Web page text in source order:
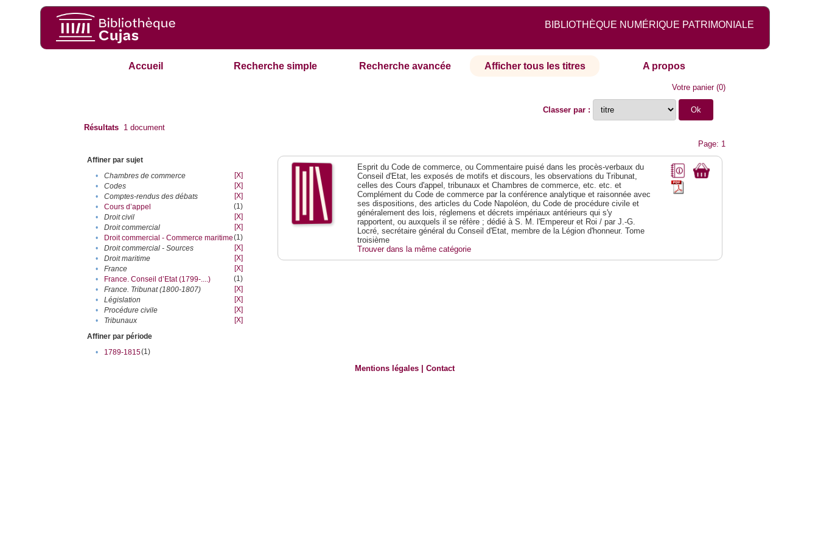
BIBLIOTHÈQUE NUMÉRIQUE PATRIMONIALE
Accueil Recherche simple Recherche avancée Afficher tous les titres A propos
Votre panier(0)
Classer par :
Résultats 1 document
Page: 1
Affiner par sujet
•
Chambres de commerce
[X]
•
Codes
[X]
•
Comptes-rendus des débats
[X]
•
Cours d’appel
(1)
•
Droit civil
[X]
•
Droit commercial
[X]
•
Droit commercial - Commerce maritime(1)
•
Droit commercial - Sources
[X]
•
Droit maritime
[X]
•
France
[X]
•
France. Conseil d’Etat (1799-....)
(1)
•
France. Tribunat (1800-1807)
[X]
•
Législation
[X]
•
Procédure civile
[X]
•
Tribunaux
[X]
Affiner par période
•
1789-1815(1)
Esprit du Code de commerce, ou Commentaire puisé dans les procès-verbaux du
Conseil d'Etat, les exposés de motifs et discours, les observations du Tribunat,
celles des Cours d'appel, tribunaux et Chambres de commerce, etc. etc. et
Complément du Code de commerce par la conférence analytique et raisonnée avec
ses dispositions, des articles du Code Napoléon, du Code de procédure civile et
généralement des lois, réglemens et décrets impériaux antérieurs qui s'y
rapportent, ou auxquels il se réfère ; dédié à S. M. l'Empereur et Roi / par J.-G.
Locré, secrétaire général du Conseil d'Etat, membre de la Légion d'honneur. Tome
troisième
Trouver dans la même catégorie
Mentions légales |Contact